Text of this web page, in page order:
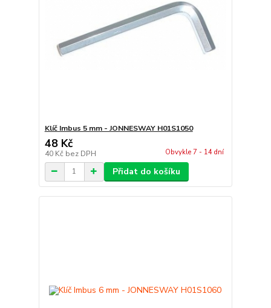
Klíč Imbus 5 mm - JONNESWAY H01S1050
48 Kč
40 Kč bez DPH Obvykle 7 - 14 dní
Přidat do košíku